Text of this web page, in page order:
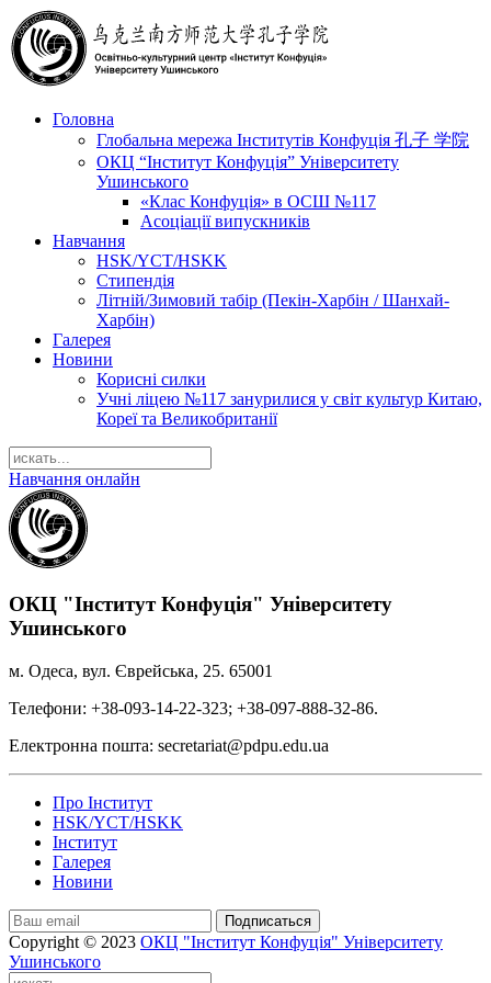
Головна
Глобальна мережа Інститутів Конфуція 孔子 学院
ОКЦ “Інститут Конфуція” Університету
Ушинського
«Клас Конфуція» в ОСШ №117
Асоціації випускників
Навчання
HSK/YCT/HSKK
Стипендія
Літній/Зимовий табір (Пекін-Харбін / Шанхай-
Харбін)
Галерея
Новини
Корисні силки
Учні ліцею №117 занурилися у світ культур Китаю,
Кореї та Великобританії
Навчання онлайн
ОКЦ "Інститут Конфуція" Університету
Ушинського
м. Одеса, вул. Єврейська, 25. 65001
Телефони: +38-093-14-22-323; +38-097-888-32-86.
Електронна пошта: secretariat@pdpu.edu.ua
Про Інститут
HSK/YCT/HSKK
Інститут
Галерея
Новини
Подписаться
Copyright © 2023 ОКЦ "Інститут Конфуція" Університету
Ушинського